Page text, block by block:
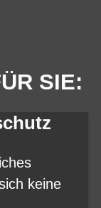
SIE:
keine